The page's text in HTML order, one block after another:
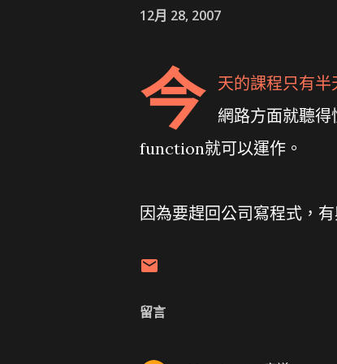
12月 28, 2007
今
天的課程只有
網路方面就聽
function就可以運作。
因為要趕回公司寫程式，
留言